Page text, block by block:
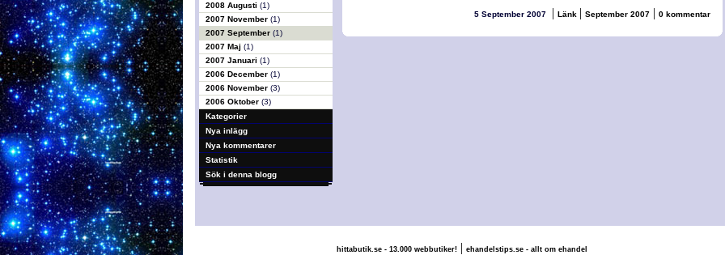
2008 Augusti (1)
2007 November (1)
2007 September (1)
2007 Maj (1)
2007 Januari (1)
2006 December (1)
2006 November (3)
2006 Oktober (3)
Kategorier
Nya inlägg
Nya kommentarer
Statistik
Sök i denna blogg
5 September 2007 | Länk | September 2007 | 0 kommentar
hittabutik.se - 13.000 webbutiker!| ehandelstips.se - allt om ehandel